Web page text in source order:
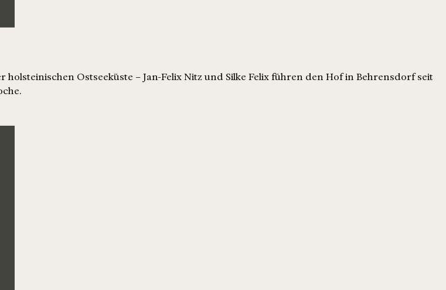
Ostseeküste – Jan-Felix Nitz und Silke Felix führen den Hof in Behrensdorf seit